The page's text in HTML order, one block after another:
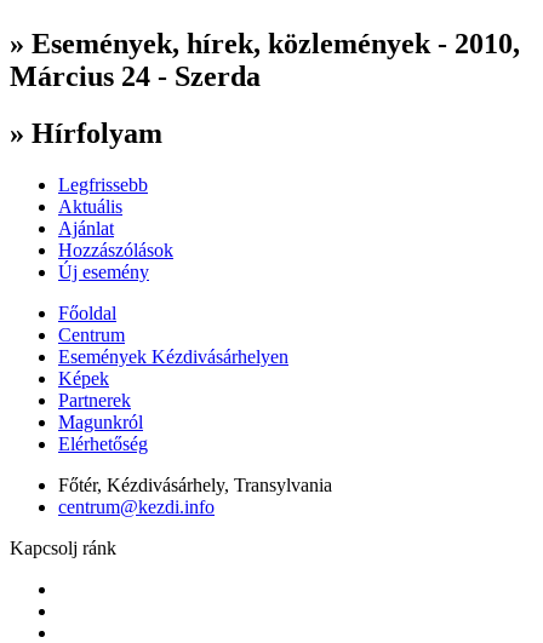
» Események, hírek, közlemények - 2010,
Március 24 - Szerda
» Hírfolyam
Legfrissebb
Aktuális
Ajánlat
Hozzászólások
Új esemény
Főoldal
Centrum
Események Kézdivásárhelyen
Képek
Partnerek
Magunkról
Elérhetőség
Főtér, Kézdivásárhely, Transylvania
centrum@kezdi.info
Kapcsolj ránk